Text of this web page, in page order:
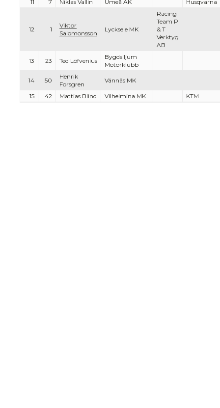
11 7 Niklas Vallin Umeå AK Husqvarna
12 1
Viktor
Salomonsson
Lycksele MK
Racing
Team P
& T
Verktyg
AB
13 23 Ted Löfvenius
Bygdsiljum
Motorklubb
14 50
Henrik
Forsgren
Vännäs MK
15 42 Mattias Blind Vilhelmina MK KTM